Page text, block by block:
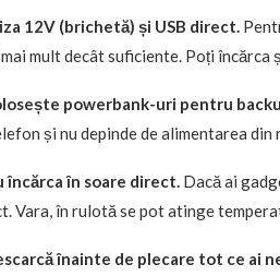
12V (brichetă) și USB direct.
mult decât suficiente. Poți
powerbank-uri pentru
și nu depinde de alimentarea
încărca în soare direct. Dacă ai
Vara, în rulotă se pot atinge
înainte de plecare tot ce ai